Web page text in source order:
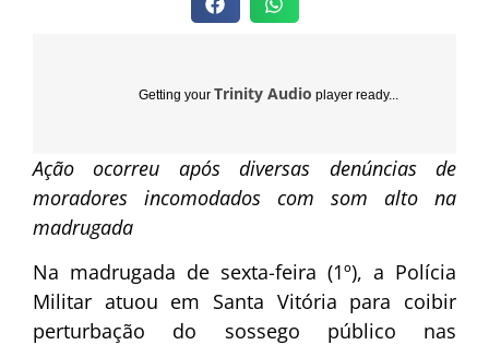
Getting your Trinity Audio player ready...
Ação ocorreu após diversas denúncias de
moradores incomodados com som alto na
madrugada
Na madrugada de sexta-feira (1º), a Polícia
Militar atuou em Santa Vitória para coibir
perturbação do sossego público nas